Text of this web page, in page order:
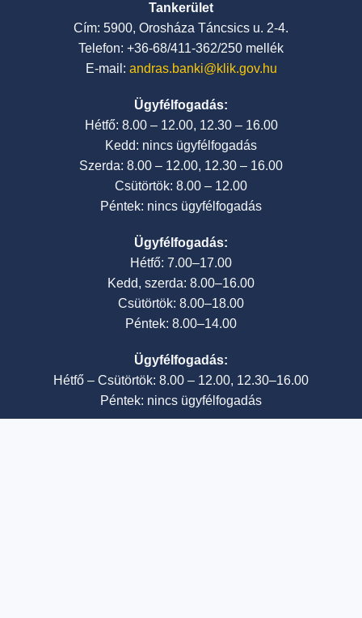
Tankerület
Cím: 5900, Orosháza Táncsics u. 2-4.
Telefon: +36-68/411-362/250 mellék
E-mail: andras.banki@klik.gov.hu
Ügyfélfogadás:
Hétfő: 8.00 – 12.00, 12.30 – 16.00
Kedd: nincs ügyfélfogadás
Szerda: 8.00 – 12.00, 12.30 – 16.00
Csütörtök: 8.00 – 12.00
Péntek: nincs ügyfélfogadás
Ügyfélfogadás:
Hétfő: 7.00–17.00
Kedd, szerda: 8.00–16.00
Csütörtök: 8.00–18.00
Péntek: 8.00–14.00
Ügyfélfogadás:
Hétfő – Csütörtök: 8.00 – 12.00, 12.30–16.00
Péntek: nincs ügyfélfogadás